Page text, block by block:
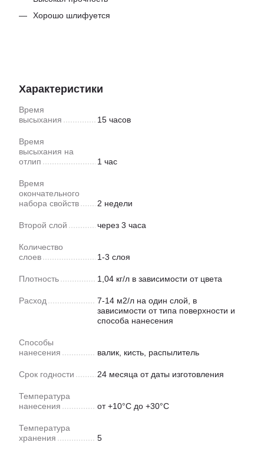
Хорошо шлифуется
Характеристики
Время
высыхания
15 часов
Время
высыхания на
отлип
1 час
Время
окончательного
набора свойств
2 недели
Второй слой через 3 часа
Количество
слоев
1-3 слоя
Плотность 1,04 кг/л в зависимости от цвета
Расход
7-14 м2/л на один слой, в
зависимости от типа поверхности и
способа нанесения
Способы
нанесения
валик, кисть, распылитель
Срок годности 24 месяца от даты изготовления
Температура
нанесения
от +10°С до +30°С
Температура
хранения
5